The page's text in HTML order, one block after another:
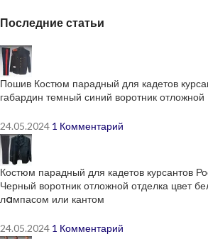
Последние статьи
Пошив Костюм парадный для кадетов
габардин темный синий воротник отложной
24.05.2024 1 Комментарий
Костюм парадный для кадетов курсантов
Черный воротник отложной отделка цвет
лaмпасом или кантом
24.05.2024 1 Комментарий